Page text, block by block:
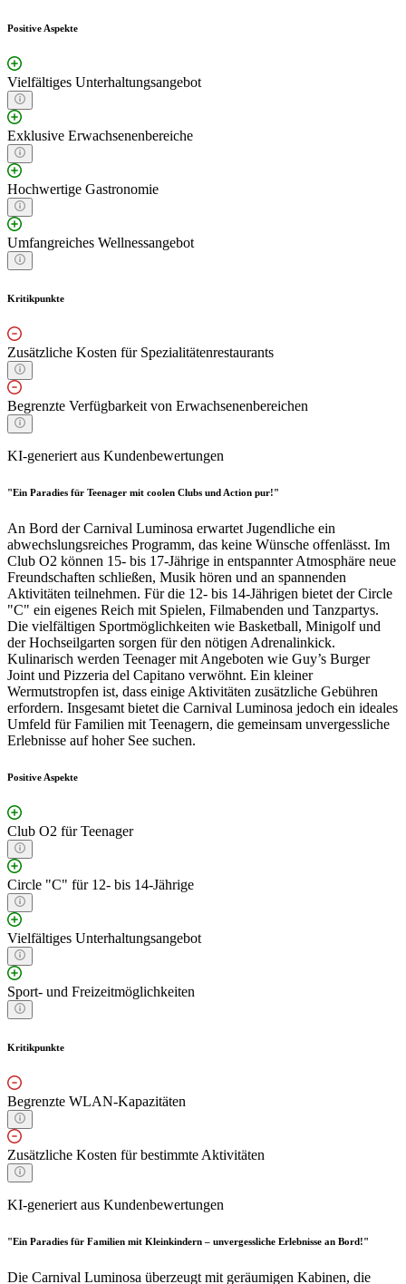
Positive Aspekte
Vielfältiges Unterhaltungsangebot
Exklusive Erwachsenenbereiche
Hochwertige Gastronomie
Umfangreiches Wellnessangebot
Kritikpunkte
Zusätzliche Kosten für Spezialitätenrestaurants
Begrenzte Verfügbarkeit von Erwachsenenbereichen
KI-generiert aus Kundenbewertungen
"Ein Paradies für Teenager mit coolen Clubs und Action pur!"
An Bord der Carnival Luminosa erwartet Jugendliche ein
abwechslungsreiches Programm, das keine Wünsche offenlässt. Im
Club O2 können 15- bis 17-Jährige in entspannter Atmosphäre neue
Freundschaften schließen, Musik hören und an spannenden
Aktivitäten teilnehmen. Für die 12- bis 14-Jährigen bietet der Circle
"C" ein eigenes Reich mit Spielen, Filmabenden und Tanzpartys.
Die vielfältigen Sportmöglichkeiten wie Basketball, Minigolf und
der Hochseilgarten sorgen für den nötigen Adrenalinkick.
Kulinarisch werden Teenager mit Angeboten wie Guy’s Burger
Joint und Pizzeria del Capitano verwöhnt. Ein kleiner
Wermutstropfen ist, dass einige Aktivitäten zusätzliche Gebühren
erfordern. Insgesamt bietet die Carnival Luminosa jedoch ein ideales
Umfeld für Familien mit Teenagern, die gemeinsam unvergessliche
Erlebnisse auf hoher See suchen.
Positive Aspekte
Club O2 für Teenager
Circle "C" für 12- bis 14-Jährige
Vielfältiges Unterhaltungsangebot
Sport- und Freizeitmöglichkeiten
Kritikpunkte
Begrenzte WLAN-Kapazitäten
Zusätzliche Kosten für bestimmte Aktivitäten
KI-generiert aus Kundenbewertungen
"Ein Paradies für Familien mit Kleinkindern – unvergessliche Erlebnisse an Bord!"
Die Carnival Luminosa überzeugt mit geräumigen Kabinen, die